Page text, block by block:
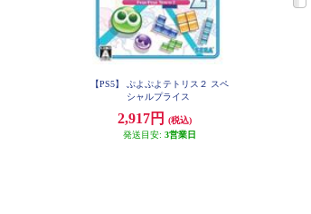
【PS5】 ぷよぷよテトリス２ スペ
シャルプライス
2,917円
(税込)
発送目安: 3営業日